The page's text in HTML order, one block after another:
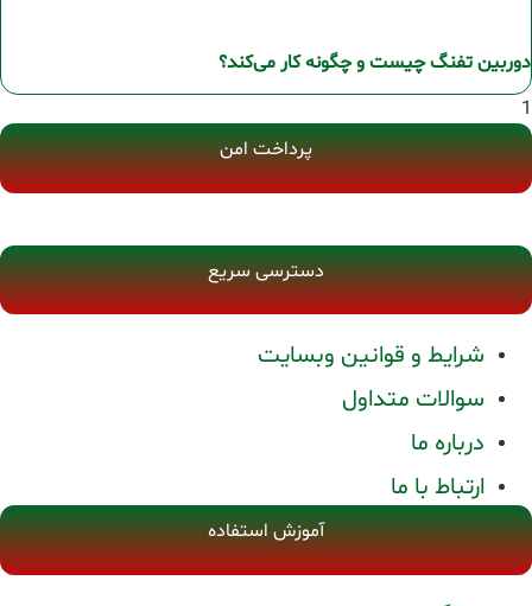
دوربین تفنگ چیست و چگونه کار می‌کند؟
پرداخت امن
دسترسی سریع
شرایط و قوانین وبسایت
سوالات متداول
درباره ما
ارتباط با ما
آموزش استفاده